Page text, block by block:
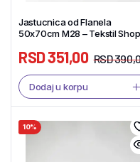
Jastucnica od Flanela
50x70cm M28 – Tekstil Shop
RSD
RSD351,00
Dodaj u korpu
10%